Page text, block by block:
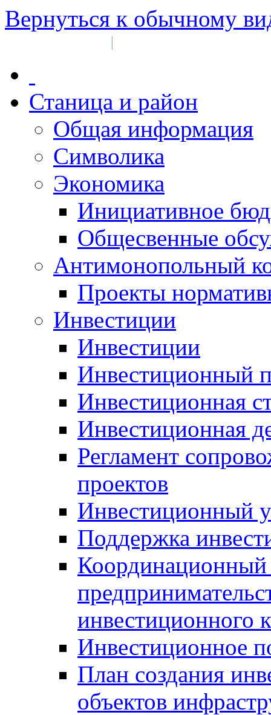
Вернуться к обычному
|
Станица и район
Общая информация
Символика
Экономика
Инициативное
Общесвенные
Антимонопольный
Проекты
Инвестиции
Инвестиции
Инвестиционный
Инвестиционная
Инвестиционная
Регламент
проектов
Инвестиционный
Поддержка
Координационный
инвестиционного
Инвестиционное
План создания
объектов